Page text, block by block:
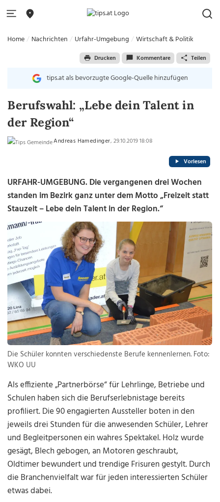
Home Nachrichten Urfahr-Umgebung Wirtschaft & Politik
Drucken Kommentare Teilen
tips.at als bevorzugte Google-Quelle hinzufügen
Berufswahl: „Lebe dein Talent in
der Region“
Andreas Hamedinger, 29.10.2019 18:08
Vorlesen
URFAHR-UMGEBUNG. Die vergangenen drei Wochen
standen im Bezirk ganz unter dem Motto „Freizeit statt
Stauzeit – Lebe dein Talent in der Region.“
Die Schüler konnten verschiedenste Berufe kennenlernen. Foto:
WKO UU
Als effiziente „Partnerbörse“ für Lehrlinge, Betriebe und
Schulen haben sich die Berufserlebnistage bereits
profiliert. Die 90 engagierten Aussteller boten in den
jeweils drei Stunden für die anwesenden Schüler, Lehrer
und Begleitpersonen ein wahres Spektakel. Holz wurde
gesägt, Blech gebogen, an Motoren geschraubt,
Oldtimer bewundert und trendige Frisuren gestylt. Durch
die Branchenvielfalt war für jeden interessierten Schüler
etwas dabei.